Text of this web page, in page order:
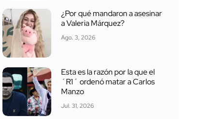
¿Por qué mandaron a asesinar
a Valeria Márquez?
Ago. 3, 2026
Esta es la razón por la que el
´R1´ ordenó matar a Carlos
Manzo
Jul. 31, 2026